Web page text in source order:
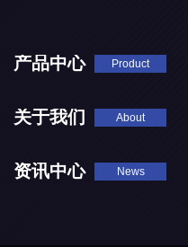
产品中心 Product
关于我们 About
资讯中心 News